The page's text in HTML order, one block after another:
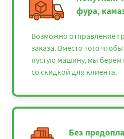
фура,
Возможно отправление
заказа. Вместо того
пустую машину, мы берем
со скидкой для клиента.
Без